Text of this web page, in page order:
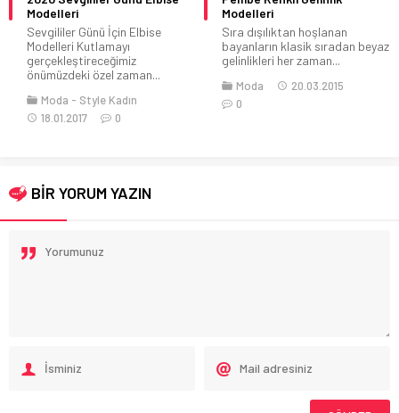
Modelleri
Sıra dışılıktan hoşlanan
bayanların klasik sıradan beyaz
gelinlikleri her zaman...
0
Bileklik ve yüzük takmak her ne
kadar oldukça güzel olsa...
Style Kadın
26.07.2020
BİR YORUM YAZIN